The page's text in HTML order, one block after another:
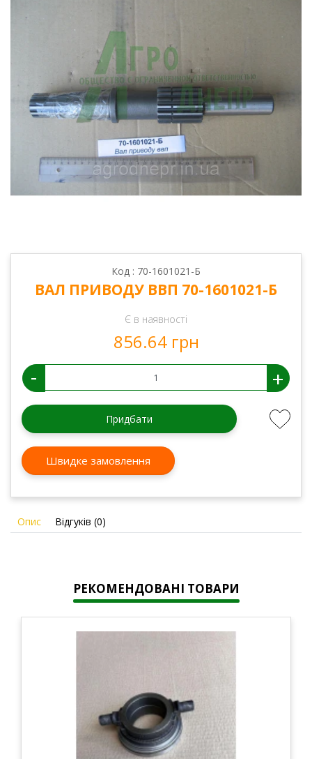
Код : 70-1601021-Б
ВАЛ ПРИВОДУ ВВП 70-1601021-Б
Є в наявності
856.64 грн
- +
Придбати
Швидке замовлення
Опис Відгуків (0)
РЕКОМЕНДОВАНІ ТОВАРИ